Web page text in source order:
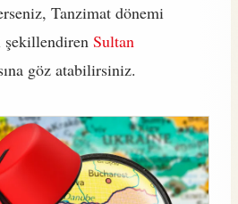
Tanzimat dönemi
şekillendiren Sultan
göz atabilirsiniz.